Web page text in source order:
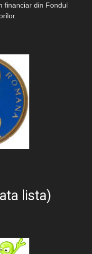
financiar din Fondul
lista)